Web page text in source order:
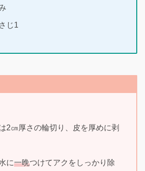
じ1
2㎝厚さの輪切り、皮を厚めに剥
に一晩つけてアクをしっかり除